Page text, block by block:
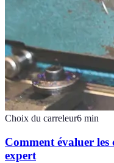
Choix du carreleur6 min
Comment évaluer
expert